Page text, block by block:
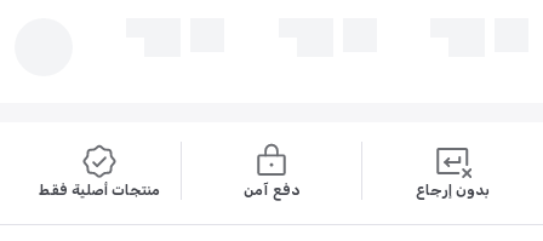
بدون إرجاع دفع آمن منتجات أصلية فقط